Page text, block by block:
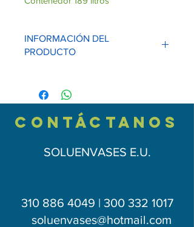
INFORMACIÓN DEL
PRODUCTO
Material: Polietileno de Alta Densidad
protección rayos UV no se decoloran
ni se cristalizan, apta para trabajo
contÁctAnos
SOLUENVASES E.U.
310 886 4049 | 300 332 1017
soluenvases@hotmail.com